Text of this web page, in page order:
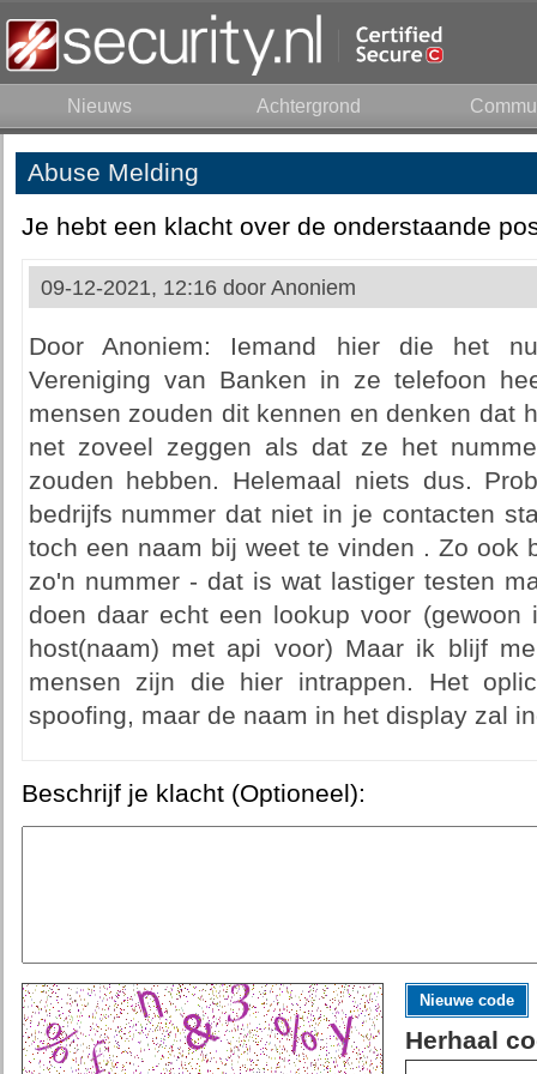
Nieuws Achtergrond
Abuse Melding
Je hebt een klacht over de onderstaande
09-12-2021, 12:16 door Anoniem
Door Anoniem: Iemand hier die het
Vereniging van Banken in ze telefoon
mensen zouden dit kennen en denken dat
net zoveel zeggen als dat ze het
zouden hebben. Helemaal niets dus.
bedrijfs nummer dat niet in je contacten
toch een naam bij weet te vinden . Zo ook
zo'n nummer - dat is wat lastiger testen
doen daar echt een lookup voor
host(naam) met api voor) Maar ik blijf
mensen zijn die hier intrappen. Het
spoofing, maar de naam in het display zal
Beschrijf je klacht (Optioneel):
Nieuwe code
Herhaal